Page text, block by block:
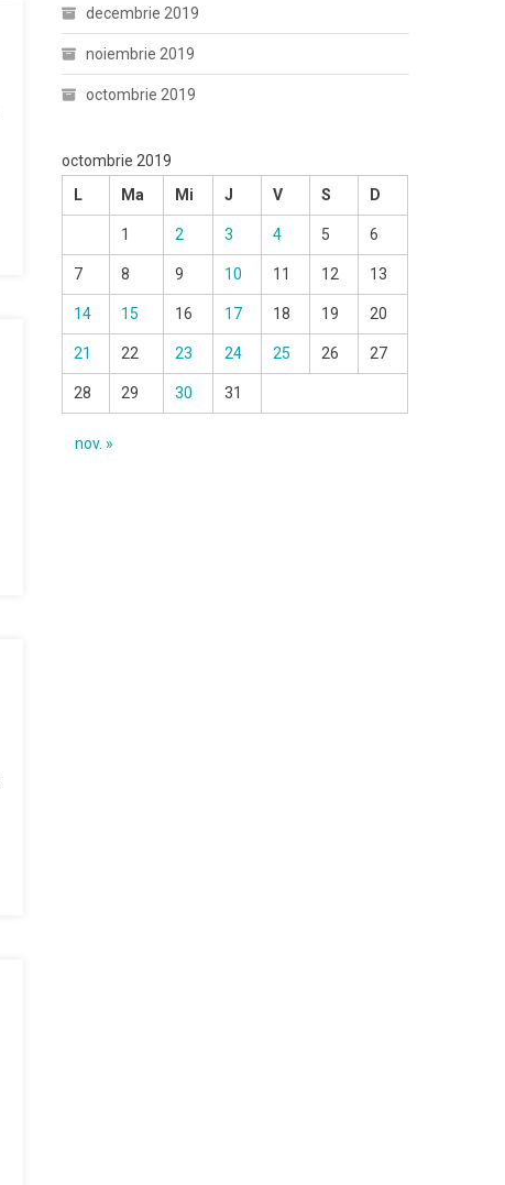
decembrie 2019
noiembrie 2019
octombrie 2019
octombrie 2019
L
Ma Mi J V S D
1 2 3 4 5 6
7 8 9 10 11 12 13
14 15 16 17 18 19 20
21 22 23 24 25 26 27
28 29 30 31
nov. »